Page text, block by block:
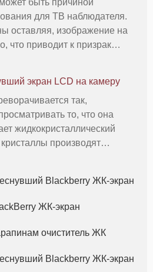
быть причиной
для ТВ наблюдателя.
оставляя, изображение на
что приводит к призрак
правило, не т
экран LCD на камеру
так,
то, что она
жидкокристаллический
производят
перевернуто с ногBlackberry ЖК-экран
ЖК-экран
очиститель ЖК
Blackberry ЖК-экран